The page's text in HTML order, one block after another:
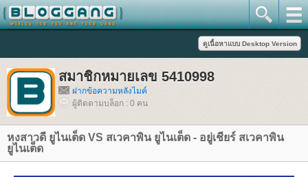
สมาชิกหมายเลข 5410998
ฝากข้อความหลังไมค์
ผู้ติดตามบล็อก : 0 คน
หงสาวดี ยูไนเต็ด VS สเวคาพิน ยูไนเต็ด - อยู่เชียร์ สเวคาพิน
ูไนเต็ด